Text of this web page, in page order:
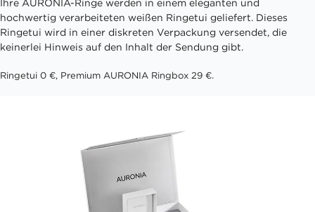
Ihre AURONIA-Ringe werden in einem eleganten und
hochwertig verarbeiteten weißen Ringetui geliefert. Dieses
Ringetui wird in einer diskreten Verpackung versendet, die
keinerlei Hinweis auf den Inhalt der Sendung gibt.
Ringetui 0 €, Premium AURONIA Ringbox 29 €.